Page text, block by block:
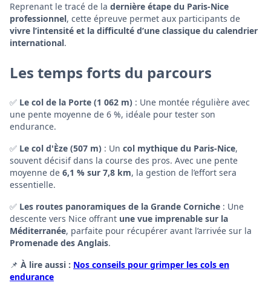
Reprenant le tracé de la dernière étape du Paris-Nice
professionnel, cette épreuve permet aux participants de
vivre l’intensité et la difficulté d’une classique du calendrier
international.
Les temps forts du parcours
✅ Le col de la Porte (1 062 m) : Une montée régulière avec
une pente moyenne de 6 %, idéale pour tester son
endurance.
✅ Le col d'Èze (507 m) : Un col mythique du Paris-Nice,
souvent décisif dans la course des pros. Avec une pente
moyenne de 6,1 % sur 7,8 km, la gestion de l’effort sera
essentielle.
✅ Les routes panoramiques de la Grande Corniche : Une
descente vers Nice offrant une vue imprenable sur la
Méditerranée, parfaite pour récupérer avant l’arrivée sur la
Promenade des Anglais.
📌 À lire aussi : Nos conseils pour grimper les cols en
endurance